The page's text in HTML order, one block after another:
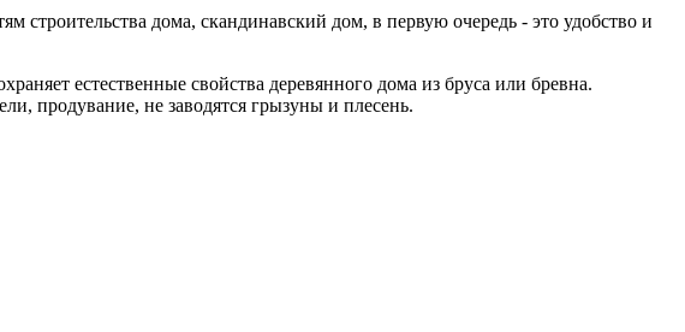
строительства дома, скандинавский дом, в первую очередь - это удобство и
естественные свойства деревянного дома из бруса или бревна.
продувание, не заводятся грызуны и плесень.